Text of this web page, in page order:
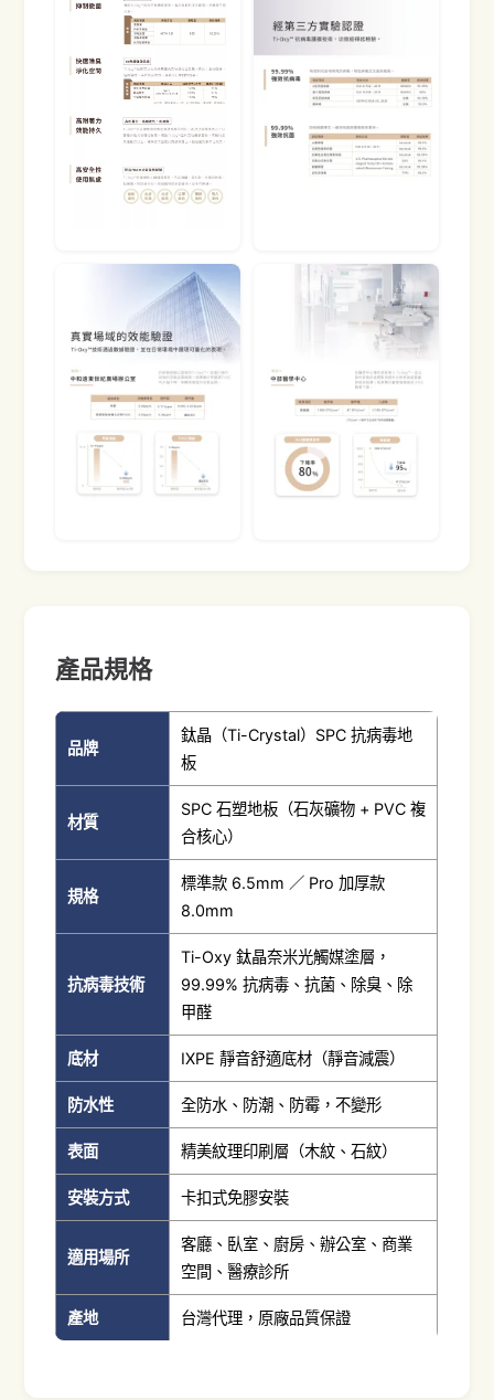
產品規格
品牌
鈦晶（Ti-Crystal）SPC 抗病毒地
板
材質
SPC 石塑地板（石灰礦物 + PVC 複
合核心）
規格
標準款 6.5mm ／ Pro 加厚款
8.0mm
抗病毒技術
Ti-Oxy 鈦晶奈米光觸媒塗層，
99.99% 抗病毒、抗菌、除臭、除
甲醛
底材 IXPE 靜音舒適底材（靜音減震）
防水性 全防水、防潮、防霉，不變形
表面 精美紋理印刷層（木紋、石紋）
安裝方式 卡扣式免膠安裝
適用場所
客廳、臥室、廚房、辦公室、商業
空間、醫療診所
產地 台灣代理，原廠品質保證